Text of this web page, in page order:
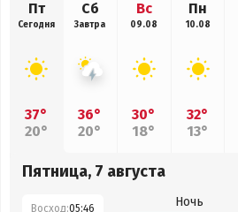
Пт
Сегодня
37°
20°
Сб
Завтра
36°
20°
Вс
09.08
30°
18°
Пн
10.08
32°
13°
Пятница, 7 августа
Восход:05:46 Ночь